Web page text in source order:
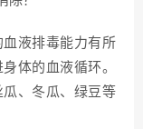
液排毒能力有所
体的血液循环。
、冬瓜、绿豆等